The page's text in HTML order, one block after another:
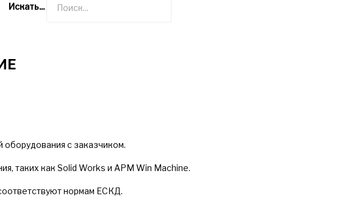
Искать...
с заказчиком.
таких как Solid Works и APM Win Machinе.
нормам ЕСКД.